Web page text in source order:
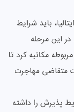
باید شرایط
در این مرحله
مکاتبه کرد تا
متقاضی مهاجرت
پذیرش را داشته